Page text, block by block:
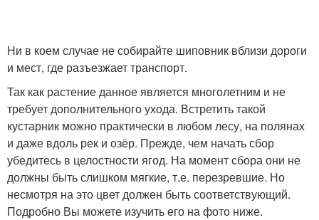
Ни в коем случае не собирайте шиповник вблизи дороги
и мест, где разъезжает транспорт.
Так как растение данное является многолетним и не
требует дополнительного ухода. Встретить такой
кустарник можно практически в любом лесу, на полянах
и даже вдоль рек и озёр. Прежде, чем начать сбор
убедитесь в целостности ягод. На момент сбора они не
должны быть слишком мягкие, т.е. перезревшие. Но
несмотря на это цвет должен быть соответствующий.
Подробно Вы можете изучить его на фото ниже.